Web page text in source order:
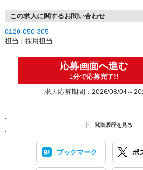
※ご希望があれば、職場見学の調整もOKです
お気軽にご応募ください♪
この求人に関するお問い合わせ
0120-050-305
担当：採用担当
応募画面へ進む
1分で応募完了!!
求人応募期間：2026/08/04～
閲覧履歴を見る
ブックマーク ポ